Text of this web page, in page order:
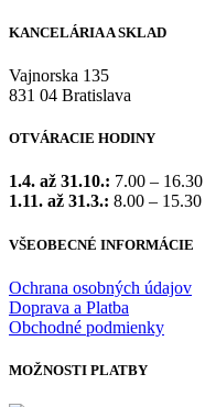
KANCELÁRIA A SKLAD
Vajnorska 135
831 04 Bratislava
OTVÁRACIE HODINY
1.4. až 31.10.: 7.00 – 16.30
1.11. až 31.3.: 8.00 – 15.30
VŠEOBECNÉ INFORMÁCIE
Ochrana osobných údajov
Doprava a Platba
Obchodné podmienky
MOŽNOSTI PLATBY